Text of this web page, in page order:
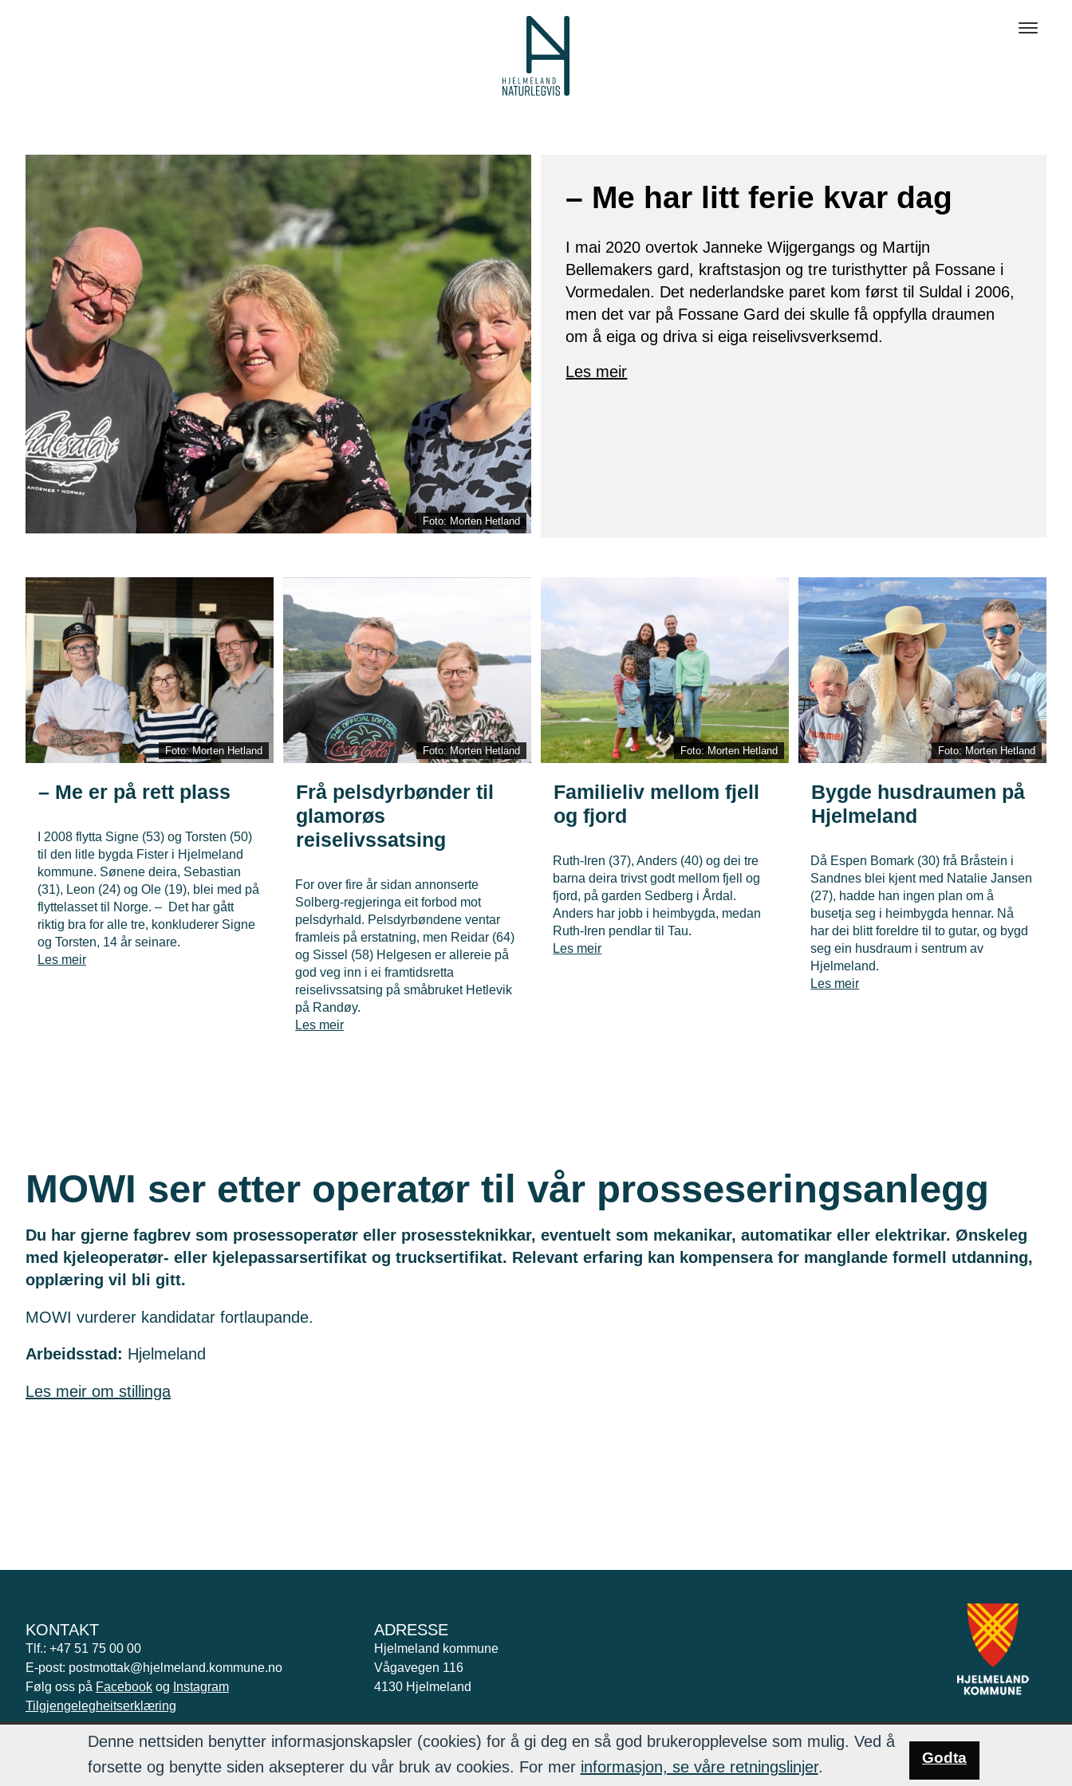
Foto: Morten Hetland
– Me har litt ferie kvar dag
I mai 2020 overtok Janneke Wijgergangs og Martijn
Bellemakers gard, kraftstasjon og tre turisthytter på Fossane i
Vormedalen. Det nederlandske paret kom først til Suldal i 2006,
men det var på Fossane Gard dei skulle få oppfylla draumen
om å eiga og driva si eiga reiselivsverksemd.
Les meir
Foto: Morten Hetland
– Me er på rett plass
I 2008 flytta Signe (53) og Torsten (50)
til den litle bygda Fister i Hjelmeland
kommune. Sønene deira, Sebastian
(31), Leon (24) og Ole (19), blei med på
flyttelasset til Norge. – Det har gått
riktig bra for alle tre, konkluderer Signe
og Torsten, 14 år seinare.
Les meir
Foto: Morten Hetland
Frå pelsdyrbønder til
glamorøs
reiselivssatsing
For over fire år sidan annonserte
Solberg-regjeringa eit forbod mot
pelsdyrhald. Pelsdyrbøndene ventar
framleis på erstatning, men Reidar (64)
og Sissel (58) Helgesen er allereie på
god veg inn i ei framtidsretta
reiselivssatsing på småbruket Hetlevik
på Randøy.
Les meir
Foto: Morten Hetland
Familieliv mellom fjell
og fjord
Ruth-Iren (37), Anders (40) og dei tre
barna deira trivst godt mellom fjell og
fjord, på garden Sedberg i Årdal.
Anders har jobb i heimbygda, medan
Ruth-Iren pendlar til Tau.
Les meir
Foto: Morten Hetland
Bygde husdraumen på
Hjelmeland
Då Espen Bomark (30) frå Bråstein i
Sandnes blei kjent med Natalie Jansen
(27), hadde han ingen plan om å
busetja seg i heimbygda hennar. Nå
har dei blitt foreldre til to gutar, og bygd
seg ein husdraum i sentrum av
Hjelmeland.
Les meir
MOWI ser etter operatør til vår prosseseringsanlegg
Du har gjerne fagbrev som prosessoperatør eller prosessteknikkar, eventuelt som mekanikar, automatikar eller elektrikar. Ønskeleg
med kjeleoperatør- eller kjelepassarsertifikat og trucksertifikat. Relevant erfaring kan kompensera for manglande formell utdanning,
opplæring vil bli gitt.
MOWI vurderer kandidatar fortlaupande.
Arbeidsstad: Hjelmeland
Les meir om stillinga
KONTAKT
Tlf.: +47 51 75 00 00
E-post: postmottak@hjelmeland.kommune.no
Følg oss på Facebook og Instagram
Tilgjengelegheitserklæring
ADRESSE
Hjelmeland kommune
Vågavegen 116
4130 Hjelmeland
Denne nettsiden benytter informasjonskapsler (cookies) for å gi deg en så god brukeropplevelse som mulig. Ved å
forsette og benytte siden aksepterer du vår bruk av cookies. For mer informasjon, se våre retningslinjer.
Godta